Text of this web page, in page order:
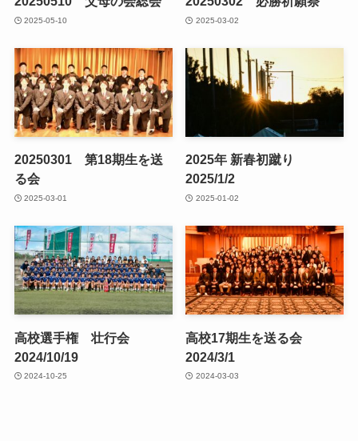
2025-05-10 2025-03-02
20250301 第18期生を送
る会
2025-03-01
2025年 新春初蹴り
2025/1/2
2025-01-02
高校選手権 壮行会
2024/10/19
2024-10-25
高校17期生を送る会
2024/3/1
2024-03-03